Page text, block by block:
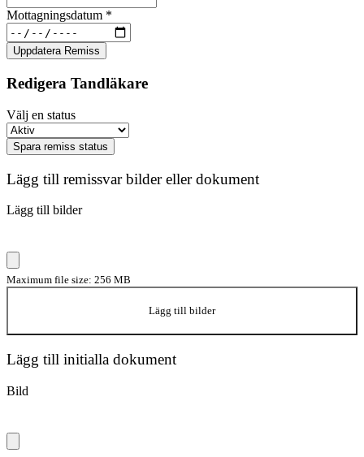
Mottagningsdatum *
Uppdatera Remiss
Redigera Tandläkare
Välj en status
Spara remiss status
Lägg till remissvar bilder eller dokument
Lägg till bilder
Maximum file size: 256 MB
Lägg till bilder
Lägg till initialla dokument
Bild